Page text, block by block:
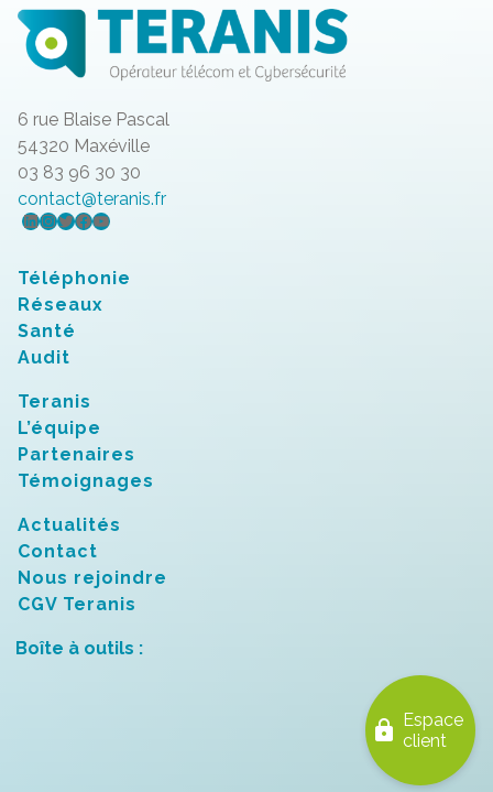
6 rue Blaise Pascal
54320 Maxéville
03 83 96 30 30
contact@teranis.fr
LinkedIn
Instagram
Twitter
Facebook
YouTube
Téléphonie
Réseaux
Santé
Audit
Teranis
L’équipe
Partenaires
Témoignages
Actualités
Contact
Nous rejoindre
CGV Teranis
Boîte à outils :
lock
Espace
client